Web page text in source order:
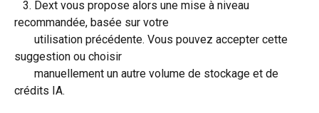
recommandée, basée sur votre
suggestion ou choisir
crédits IA.